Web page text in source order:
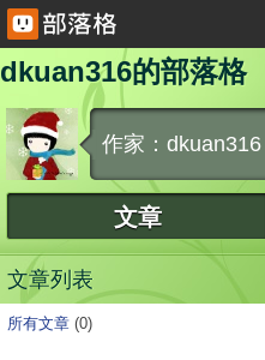
dkuan316的部落格
作家：dkuan316
文章
文章列表
所有文章 (0)